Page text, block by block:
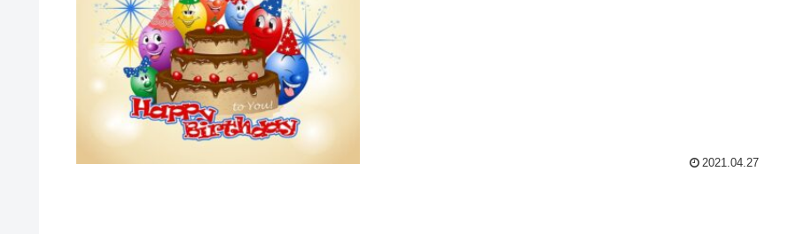
2021.04.27